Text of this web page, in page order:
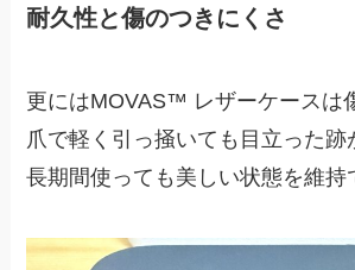
耐久性と傷のつきにくさ
更にはMOVAS™ レザーケースは
爪で軽く引っ掻いても目立った跡
長期間使っても美しい状態を維持